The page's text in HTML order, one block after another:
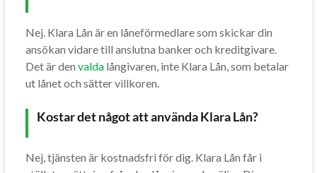
Nej. Klara Lån är en låneförmedlare som skickar din
ansökan vidare till anslutna banker och kreditgivare.
Det är den valdalångivaren, inte Klara Lån, som betalar
ut lånet och sätter villkoren.
Kostar det något att använda Klara Lån?
Nej, tjänsten är kostnadsfri för dig. Klara Lån får i